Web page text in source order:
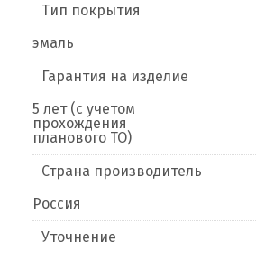
Тип покрытия
эмаль
Гарантия на изделие
5 лет (с учетом
прохождения
планового ТО)
Страна производитель
Россия
Уточнение